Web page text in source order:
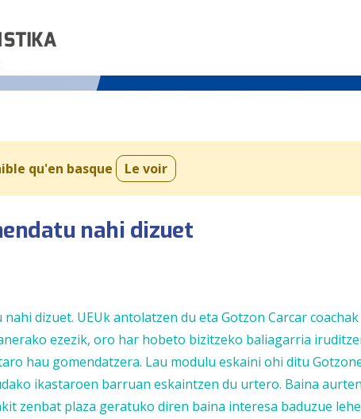
qu'en basque Le voir
nahi dizuet
dizuet. UEUk antolatzen du eta Gotzon Carcar
ezezik, oro har hobeto bizitzeko baliagarria
hau gomendatzera. Lau modulu eskaini ohi ditu
ikastaroen barruan eskaintzen du urtero. Baina
zenbat plaza geratuko diren baina interesa baduzue